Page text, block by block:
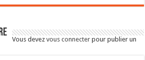
Vous devezvous connecter pour publier un